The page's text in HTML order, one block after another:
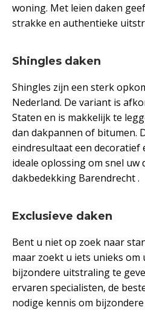
woning. Met leien daken
strakke en authentieke
Shingles daken
Shingles zijn een sterk
Nederland. De variant is
Staten en is makkelijk te
dan dakpannen of bitumen.
eindresultaat een decoratief
ideale oplossing om snel uw
dakbedekking Barendrecht .
Exclusieve daken
Bent u niet op zoek naar
maar zoekt u iets unieks om
bijzondere uitstraling te
ervaren specialisten, de
nodige kennis om